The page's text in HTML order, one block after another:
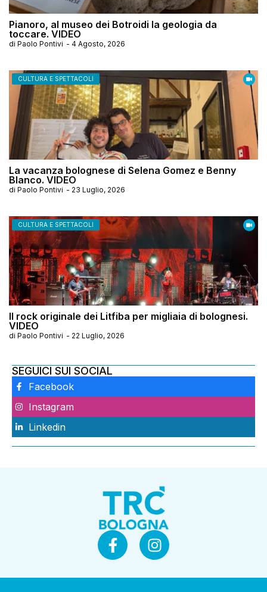
Pianoro, al museo dei Botroidi la geologia da
toccare. VIDEO
di Paolo Pontivi - 4 Agosto, 2026
CULTURA E SPETTACOLI
La vacanza bolognese di Selena Gomez e Benny
Blanco. VIDEO
di Paolo Pontivi - 23 Luglio, 2026
CULTURA E SPETTACOLI
Il rock originale dei Litfiba per migliaia di bolognesi.
VIDEO
di Paolo Pontivi - 22 Luglio, 2026
SEGUICI SUI SOCIAL
Facebook
Instagram
Linkedin